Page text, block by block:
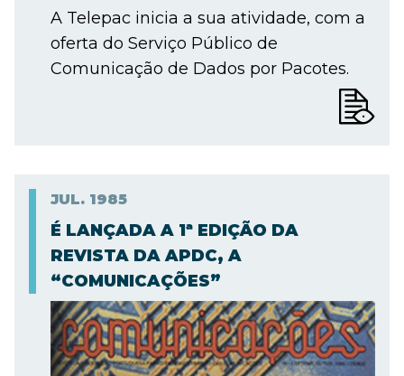
A Telepac inicia a sua atividade, com a
oferta do Serviço Público de
Comunicação de Dados por Pacotes.
JUL. 1985
É LANÇADA A 1ª EDIÇÃO DA
REVISTA DA APDC, A
“COMUNICAÇÕES”